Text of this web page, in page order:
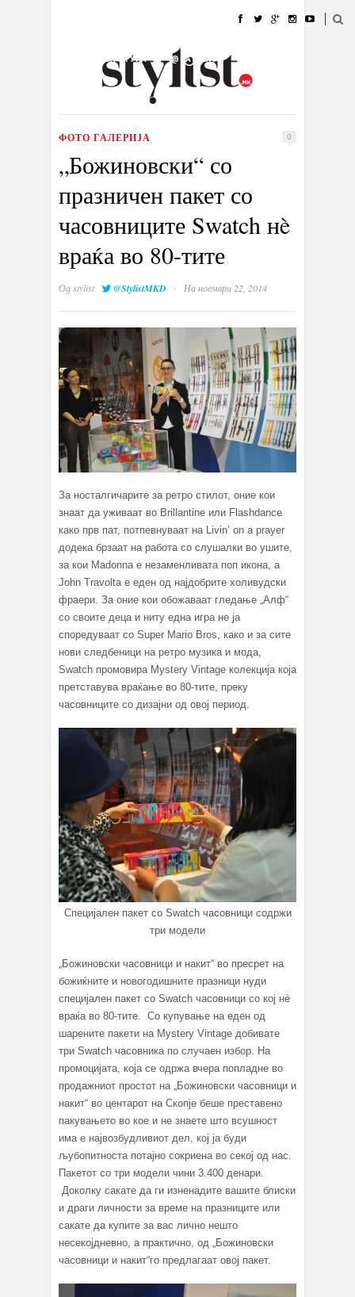
УБАВИНА
КУЛТУРА @РАБОТА
ИЗЛОГ
ФОТО ГАЛЕРИЈА 0
„Божиновски“ со
празничен пакет со
часовниците Swatch нè
враќа во 80-тите
Одstylist @StylistMKD · На ноември 22, 2014
За носталгичарите за ретро стилот, оние кои
знаат да уживаат во Brillantine или Flashdance
како прв пат, потпевнуваат на Livin’ on a prayer
додека брзаат на работа со слушалки во ушите,
за кои Madonna е незаменливата поп икона, а
John Travolta е еден од најдобрите холивудски
фраери. За оние кои обожаваат гледање „Алф“
со своите деца и ниту една игра не ја
споредуваат со Super Mario Bros, како и за сите
нови следбеници на ретро музика и мода,
Swatch промовира Mystery Vintage колекција која
претставува враќање во 80-тите, преку
часовниците со дизајни од овој период.
Специјален пакет со Swatch часовници содржи
три модели
„Божиновски часовници и накит“ во пресрет на
божиќните и новогодишните празници нуди
специјален пакет со Swatch часовници со кој нè
враќа во 80-тите. Со купување на еден од
шарените пакети на Mystery Vintage добивате
три Swatch часовника по случаен избор. На
промоцијата, која се одржа вчера попладне во
продажниот простот на „Божиновски часовници и
накит“ во центарот на Скопје беше преставено
пакувањето во кое и не знаете што всушност
има е највозбудливиот дел, кој ја буди
љубопитноста потајно сокриена во секој од нас.
Пакетот со три модели чини 3.400 денари.
Доколку сакате да ги изненадите вашите блиски
и драги личности за време на празниците или
сакате да купите за вас лично нешто
несекојдневно, а практично, од „Божиновски
часовници и накит“го предлагаат овој пакет.